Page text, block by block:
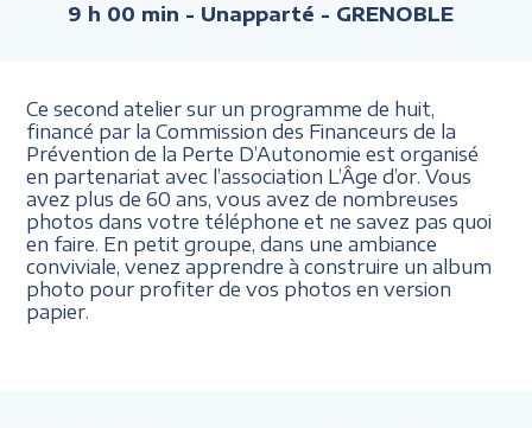
9 h 00 min - Unapparté - GRENOBLE
Ce second atelier sur un programme de huit,
financé par la Commission des Financeurs de la
Prévention de la Perte D’Autonomie est organisé
en partenariat avec l’association L’Âge d’or. Vous
avez plus de 60 ans, vous avez de nombreuses
photos dans votre téléphone et ne savez pas quoi
en faire. En petit groupe, dans une ambiance
conviviale, venez apprendre à construire un album
photo pour profiter de vos photos en version
papier.